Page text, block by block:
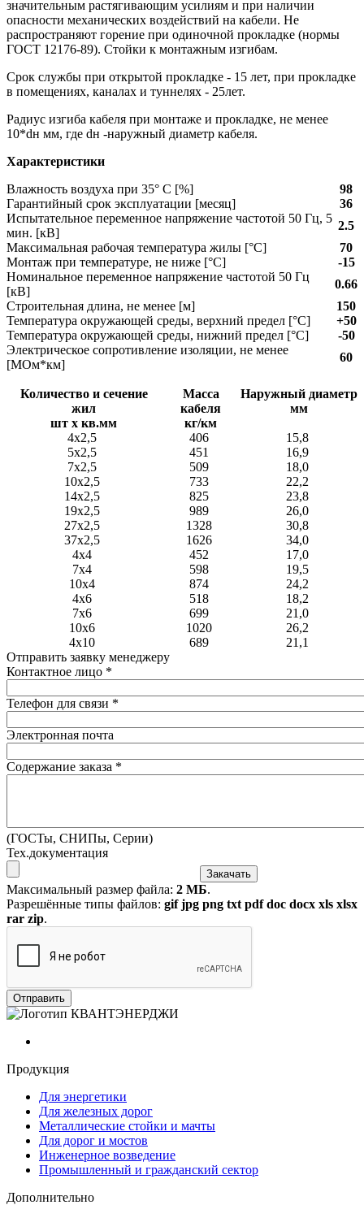
значительным растягивающим усилиям и при наличии
опасности механических воздействий на кабели. Не
распространяют горение при одиночной прокладке (нормы
ГОСТ 12176-89). Стойки к монтажным изгибам.
Срок службы при открытой прокладке - 15 лет, при прокладке
в помещениях, каналах и туннелях - 25лет.
Радиус изгиба кабеля при монтаже и прокладке, не менее
10*dн мм, где dн -наружный диаметр кабеля.
Характеристики
Влажность воздуха при 35° C [%]
98
Гарантийный срок эксплуатации [месяц]
36
Испытательное переменное напряжение частотой 50 Гц, 5
мин. [кВ]
2.5
Максимальная рабочая температура жилы [°С]
70
Монтаж при температуре, не ниже [°C]
-15
Номинальное переменное напряжение частотой 50 Гц
[кВ]
0.66
Строительная длина, не менее [м]
150
Температура окружающей среды, верхний предел [°C]
+50
Температура окружающей среды, нижний предел [°C]
-50
Электрическое сопротивление изоляции, не менее
[МОм*км]
60
Количество и сечение
жил
шт х кв.мм
Масса
кабеля
кг/км
Наружный диаметр
мм
4х2,5 406
15,8
5х2,5
451
16,9
7х2,5
509
18,0
10х2,5
733
22,2
14х2,5
825
23,8
19х2,5
989
26,0
27х2,5
1328
30,8
37х2,5
1626
34,0
4х4
452
17,0
7х4
598
19,5
10х4
874
24,2
4х6
518
18,2
7х6
699
21,0
10х6
1020
26,2
4х10
689
21,1
Отправить заявку менеджеру
Контактное лицо *
Телефон для связи *
Электронная почта
Содержание заказа *
(ГОСТы, СНИПы, Серии)
Тех.документация
Максимальный размер файла: 2 МБ.
Разрешённые типы файлов: gif jpg png txt pdf doc docx xls xlsx
rar zip.
Продукция
Для энергетики
Для железных дорог
Металлические стойки и мачты
Для дорог и мостов
Инженерное возведение
Промышленный и гражданский сектор
Дополнительно